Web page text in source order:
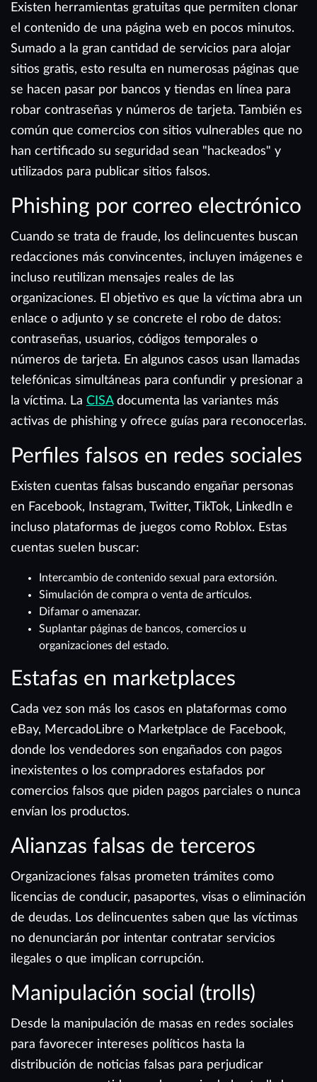
Existen herramientas gratuitas que permiten clonar
el contenido de una página web en pocos minutos.
Sumado a la gran cantidad de servicios para alojar
sitios gratis, esto resulta en numerosas páginas que
se hacen pasar por bancos y tiendas en línea para
robar contraseñas y números de tarjeta. También es
común que comercios con sitios vulnerables que no
han certificado su seguridad sean "hackeados" y
utilizados para publicar sitios falsos.
Phishing por correo electrónico
Cuando se trata de fraude, los delincuentes buscan
redacciones más convincentes, incluyen imágenes e
incluso reutilizan mensajes reales de las
organizaciones. El objetivo es que la víctima abra un
enlace o adjunto y se concrete el robo de datos:
contraseñas, usuarios, códigos temporales o
números de tarjeta. En algunos casos usan llamadas
telefónicas simultáneas para confundir y presionar a
la víctima. La CISAdocumenta las variantes más
activas de phishing y ofrece guías para reconocerlas.
Perfiles falsos en redes sociales
Existen cuentas falsas buscando engañar personas
en Facebook, Instagram, Twitter, TikTok, LinkedIn e
incluso plataformas de juegos como Roblox. Estas
cuentas suelen buscar:
Intercambio de contenido sexual para extorsión.
Simulación de compra o venta de artículos.
Difamar o amenazar.
Suplantar páginas de bancos, comercios u
organizaciones del estado.
Estafas en marketplaces
Cada vez son más los casos en plataformas como
eBay, MercadoLibre o Marketplace de Facebook,
donde los vendedores son engañados con pagos
inexistentes o los compradores estafados por
comercios falsos que piden pagos parciales o nunca
envían los productos.
Alianzas falsas de terceros
Organizaciones falsas prometen trámites como
licencias de conducir, pasaportes, visas o eliminación
de deudas. Los delincuentes saben que las víctimas
no denunciarán por intentar contratar servicios
ilegales o que implican corrupción.
Manipulación social (trolls)
Desde la manipulación de masas en redes sociales
para favorecer intereses políticos hasta la
distribución de noticias falsas para perjudicar